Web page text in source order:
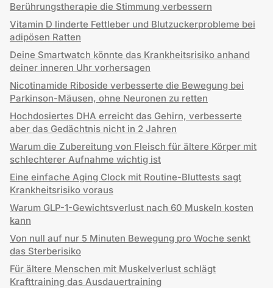
Berührungstherapie die Stimmung verbessern
Vitamin D linderte Fettleber und Blutzuckerprobleme bei
adipösen Ratten
Deine Smartwatch könnte das Krankheitsrisiko anhand
deiner inneren Uhr vorhersagen
Nicotinamide Riboside verbesserte die Bewegung bei
Parkinson-Mäusen, ohne Neuronen zu retten
Hochdosiertes DHA erreicht das Gehirn, verbesserte
aber das Gedächtnis nicht in 2 Jahren
Warum die Zubereitung von Fleisch für ältere Körper mit
schlechterer Aufnahme wichtig ist
Eine einfache Aging Clock mit Routine-Bluttests sagt
Krankheitsrisiko voraus
Warum GLP-1-Gewichtsverlust nach 60 Muskeln kosten
kann
Von null auf nur 5 Minuten Bewegung pro Woche senkt
das Sterberisiko
Für ältere Menschen mit Muskelverlust schlägt
Krafttraining das Ausdauertraining